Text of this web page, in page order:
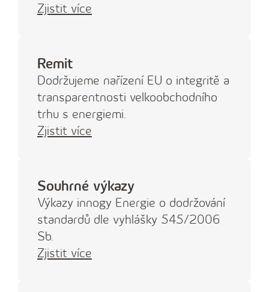
Zjistit více
Remit
Dodržujeme nařízení EU o integritě a
transparentnosti velkoobchodního
trhu s energiemi.
Zjistit více
Souhrné výkazy
Výkazy innogy Energie o dodržování
standardů dle vyhlášky 545/2006
Sb.
Zjistit více